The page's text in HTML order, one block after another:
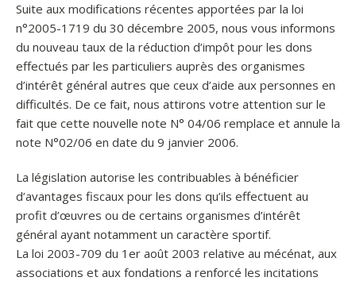
Suite aux modifications récentes apportées par la loi
n°2005-1719 du 30 décembre 2005, nous vous informons
du nouveau taux de la réduction d’impôt pour les dons
effectués par les particuliers auprès des organismes
d’intérêt général autres que ceux d’aide aux personnes en
difficultés. De ce fait, nous attirons votre attention sur le
fait que cette nouvelle note N° 04/06 remplace et annule la
note N°02/06 en date du 9 janvier 2006.
La législation autorise les contribuables à bénéficier
d’avantages fiscaux pour les dons qu’ils effectuent au
profit d’œuvres ou de certains organismes d’intérêt
général ayant notamment un caractère sportif.
La loi 2003-709 du 1er août 2003 relative au mécénat, aux
associations et aux fondations a renforcé les incitations